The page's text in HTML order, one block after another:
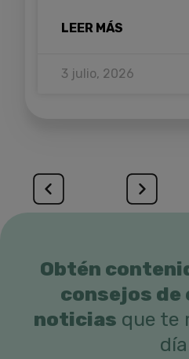
LEER MÁS
3 julio, 2026
Obtén
consejos de
noticias que te